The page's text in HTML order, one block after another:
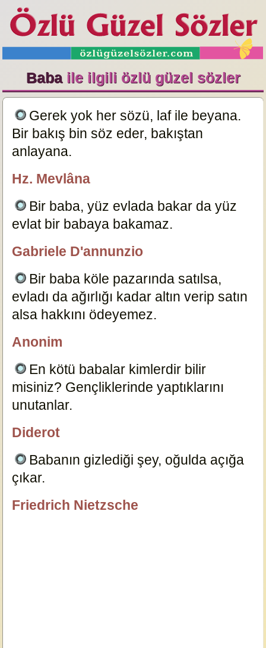
Babaile ilgili özlü güzel sözler
Gerek yok her sözü, laf ile beyana.
Bir bakış bin söz eder, bakıştan
anlayana.
Hz. Mevlâna
Bir baba, yüz evlada bakar da yüz
evlat bir babaya bakamaz.
Gabriele D'annunzio
Bir baba köle pazarında satılsa,
evladı da ağırlığı kadar altın verip satın
alsa hakkını ödeyemez.
Anonim
En kötü babalar kimlerdir bilir
misiniz? Gençliklerinde yaptıklarını
unutanlar.
Diderot
Babanın gizlediği şey, oğulda açığa
çıkar.
Friedrich Nietzsche